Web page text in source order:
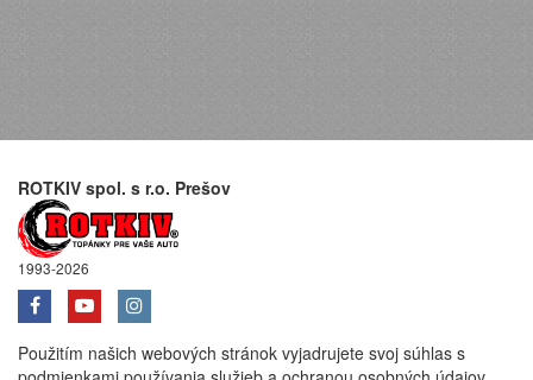
ROTKIV spol. s r.o. Prešov
1993-2026
Použitím našich webových stránok vyjadrujete svoj súhlas s